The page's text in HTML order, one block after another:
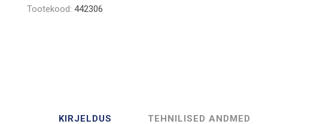
Tootekood: 442306
KIRJELDUS TEHNILISED ANDMED